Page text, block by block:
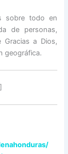
sobre todo en
de personas,
Gracias a Dios,
geográfica.